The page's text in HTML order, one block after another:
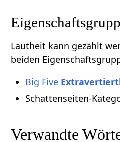
Lautheit kann gezählt
beiden
Big Five
Schattenseiten-
Verwandte